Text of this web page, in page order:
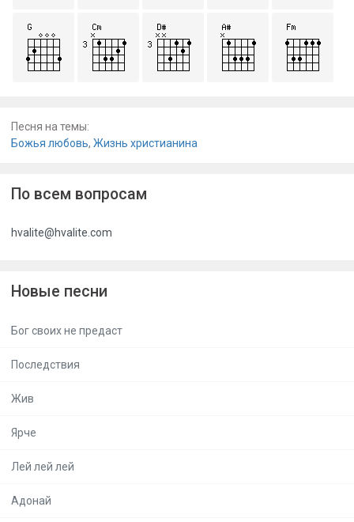
Песня на темы:
Божья любовь, Жизнь христианина
По всем вопросам
hvalite@hvalite.com
Новые песни
Бог своих не предаст
Последствия
Жив
Ярче
Лей лей лей
Адонай